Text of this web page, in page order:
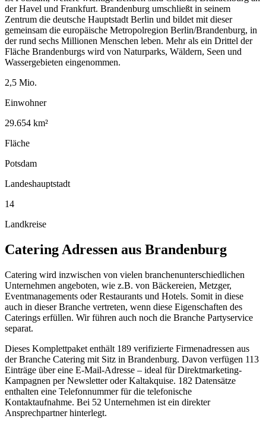
der Havel und Frankfurt. Brandenburg umschließt in seinem
Zentrum die deutsche Hauptstadt Berlin und bildet mit dieser
gemeinsam die europäische Metropolregion Berlin/Brandenburg, in
der rund sechs Millionen Menschen leben. Mehr als ein Drittel der
Fläche Brandenburgs wird von Naturparks, Wäldern, Seen und
Wassergebieten eingenommen.
2,5 Mio.
Einwohner
29.654 km²
Fläche
Potsdam
Landeshauptstadt
14
Landkreise
Catering Adressen aus Brandenburg
Catering wird inzwischen von vielen branchenunterschiedlichen
Unternehmen angeboten, wie z.B. von Bäckereien, Metzger,
Eventmanagements oder Restaurants und Hotels. Somit in diese
auch in dieser Branche vertreten, wenn diese Eigenschaften des
Caterings erfüllen. Wir führen auch noch die Branche Partyservice
separat.
Dieses Komplettpaket enthält 189 verifizierte Firmenadressen aus
der Branche Catering mit Sitz in Brandenburg. Davon verfügen 113
Einträge über eine E-Mail-Adresse – ideal für Direktmarketing-
Kampagnen per Newsletter oder Kaltakquise. 182 Datensätze
enthalten eine Telefonnummer für die telefonische
Kontaktaufnahme. Bei 52 Unternehmen ist ein direkter
Ansprechpartner hinterlegt.